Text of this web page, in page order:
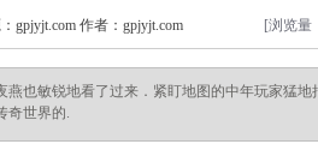
gpjyjt.com 作者：gpjyjt.com [浏览量
燕也敏锐地看了过来．紧盯地图的中年玩家猛
奇世界的.